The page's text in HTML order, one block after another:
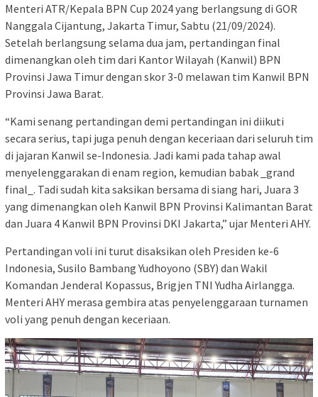
Menteri ATR/Kepala BPN Cup 2024 yang berlangsung di GOR
Nanggala Cijantung, Jakarta Timur, Sabtu (21/09/2024).
Setelah berlangsung selama dua jam, pertandingan final
dimenangkan oleh tim dari Kantor Wilayah (Kanwil) BPN
Provinsi Jawa Timur dengan skor 3-0 melawan tim Kanwil BPN
Provinsi Jawa Barat.
“Kami senang pertandingan demi pertandingan ini diikuti
secara serius, tapi juga penuh dengan keceriaan dari seluruh tim
di jajaran Kanwil se-Indonesia. Jadi kami pada tahap awal
menyelenggarakan di enam region, kemudian babak _grand
final_. Tadi sudah kita saksikan bersama di siang hari, Juara 3
yang dimenangkan oleh Kanwil BPN Provinsi Kalimantan Barat
dan Juara 4 Kanwil BPN Provinsi DKI Jakarta,” ujar Menteri AHY.
Pertandingan voli ini turut disaksikan oleh Presiden ke-6
Indonesia, Susilo Bambang Yudhoyono (SBY) dan Wakil
Komandan Jenderal Kopassus, Brigjen TNI Yudha Airlangga.
Menteri AHY merasa gembira atas penyelenggaraan turnamen
voli yang penuh dengan keceriaan.